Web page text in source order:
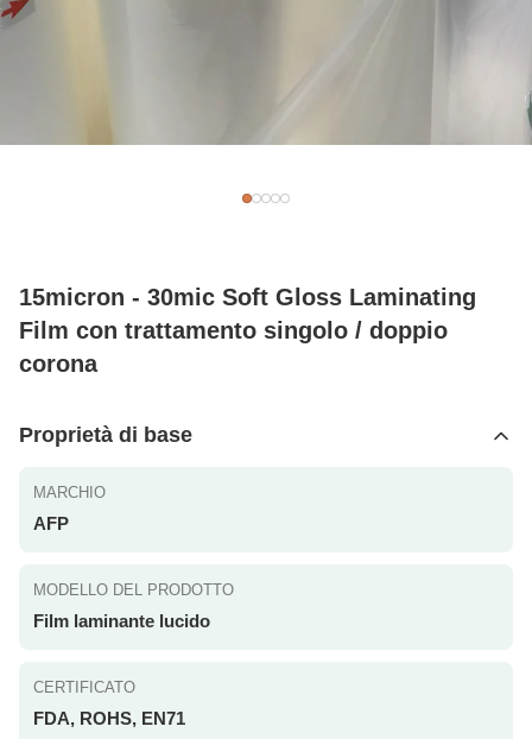
15micron - 30mic Soft Gloss Laminating
Film con trattamento singolo / doppio
corona
Proprietà di base
MARCHIO
AFP
MODELLO DEL PRODOTTO
Film laminante lucido
CERTIFICATO
FDA, ROHS, EN71